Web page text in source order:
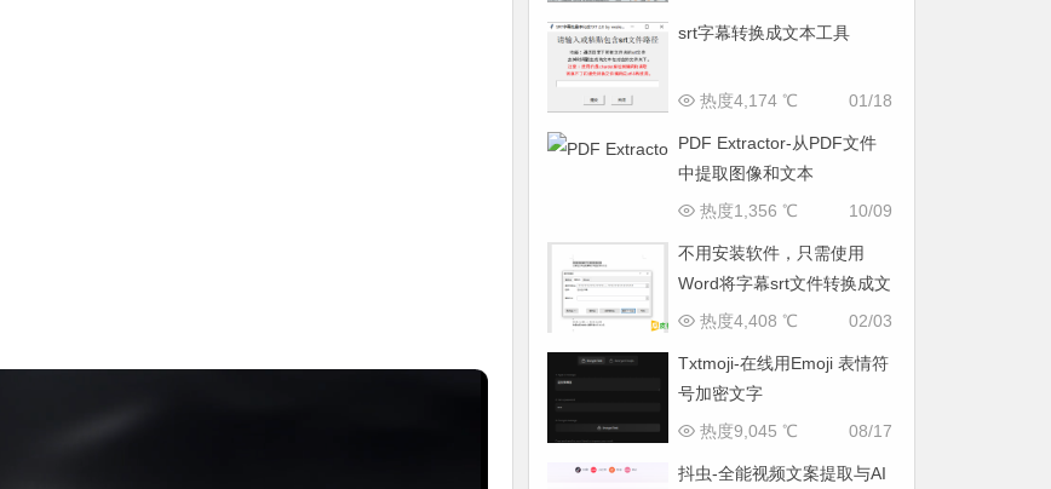
srt字幕转换成文本工具
01/18
热度4,174 ℃
PDF Extractor-从PDF文件
中提取图像和文本
10/09
热度1,356 ℃
不用安装软件，只需使用
Word将字幕srt文件转换成文
本
02/03
热度4,408 ℃
Txtmoji-在线用Emoji 表情符
号加密文字
08/17
热度9,045 ℃
抖虫-全能视频文案提取与AI